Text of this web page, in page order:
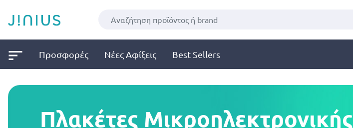
Προσφορές Νέες Αφίξεις Best Sellers
Πλακέτες Μικροηλεκτρονικής